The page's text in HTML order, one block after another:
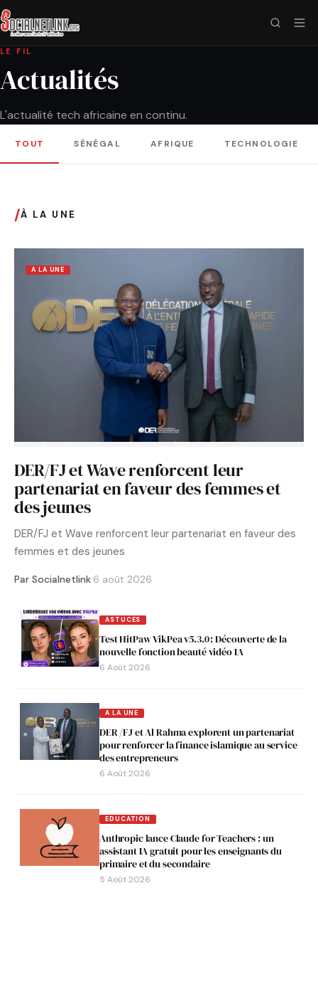
LE FIL
Actualités
L'actualité tech africaine en continu.
TOUT SÉNÉGAL AFRIQUE TECHNOLOGIE
/À LA UNE
A LA UNE
DER/FJ et Wave renforcent leur
partenariat en faveur des femmes et
des jeunes
DER/FJ et Wave renforcent leur partenariat en faveur des
femmes et des jeunes
Par Socialnetlink·6 août 2026
ASTUCES
Test HitPaw VikPea v5.3.0 : Découverte de la
nouvelle fonction beauté vidéo IA
6 Août 2026
A LA UNE
DER /FJ et Al Rahma explorent un partenariat
pour renforcer la finance islamique au service
des entrepreneurs
6 Août 2026
EDUCATION
Anthropic lance Claude for Teachers : un
assistant IA gratuit pour les enseignants du
primaire et du secondaire
5 Août 2026